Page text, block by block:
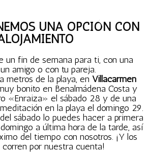
UNA OPCIÓN CON
un fin de semana para ti, con una
amigo o con tu pareja.
metros de la playa, en Villacarmen
bonito en Benalmádena Costa y
«Enraiza» el sábado 28 y de una
en la playa el domingo 29.
sábado lo puedes hacer a primera
a última hora de la tarde, así
del tiempo con nosotros. ¡Y los
corren por nuestra cuenta!